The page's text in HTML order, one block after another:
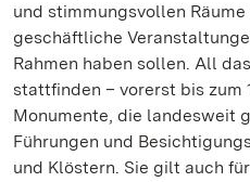
und stimmungsvollen
geschäftliche
Rahmen haben sollen. All
stattfinden – vorerst bis zum
Monumente, die landesweit
Führungen und
und Klöstern. Sie gilt auch